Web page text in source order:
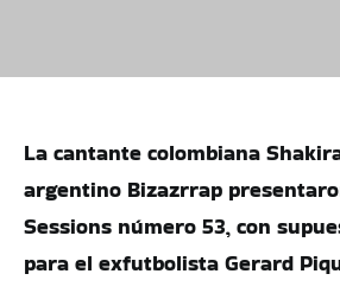
La cantante colombiana
argentino Bizazrrap
Sessions número 53, con
para el exfutbolista Gerard